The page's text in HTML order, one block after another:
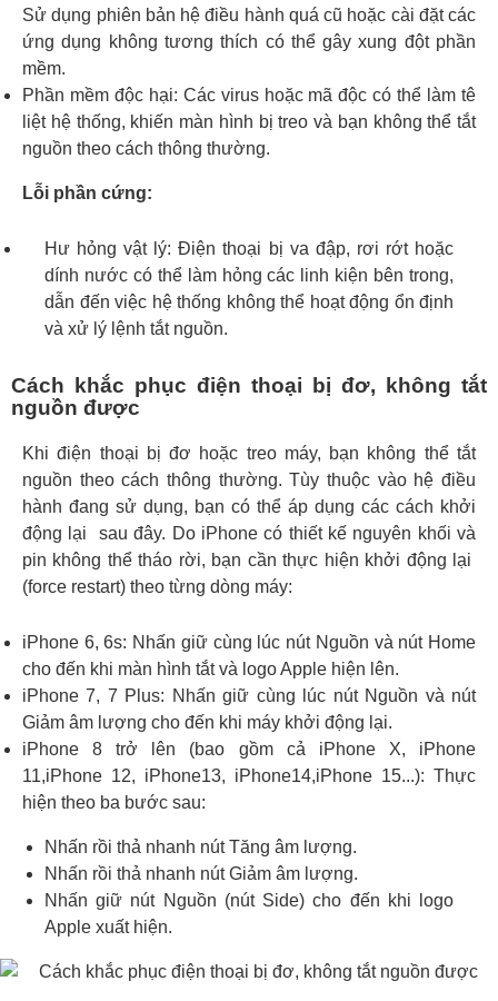
Sử dụng phiên bản hệ điều hành quá cũ hoặc cài đặt các
ứng dụng không tương thích có thể gây xung đột phần
mềm.
Phần mềm độc hại: Các virus hoặc mã độc có thể làm tê
liệt hệ thống, khiến màn hình bị treo và bạn không thể tắt
nguồn theo cách thông thường.
Lỗi phần cứng:
Hư hỏng vật lý: Điện thoại bị va đập, rơi rớt hoặc
dính nước có thể làm hỏng các linh kiện bên trong,
dẫn đến việc hệ thống không thể hoạt động ổn định
và xử lý lệnh tắt nguồn.
Cách khắc phục điện thoại bị đơ, không tắt
nguồn được
Khi điện thoại bị đơ hoặc treo máy, bạn không thể tắt
nguồn theo cách thông thường. Tùy thuộc vào hệ điều
hành đang sử dụng, bạn có thể áp dụng các cách khởi
động lại sau đây. Do iPhone có thiết kế nguyên khối và
pin không thể tháo rời, bạn cần thực hiện khởi động lại
(force restart) theo từng dòng máy:
iPhone 6, 6s: Nhấn giữ cùng lúc nút Nguồn và nút Home
cho đến khi màn hình tắt và logo Apple hiện lên.
iPhone 7, 7 Plus: Nhấn giữ cùng lúc nút Nguồn và nút
Giảm âm lượng cho đến khi máy khởi động lại.
iPhone 8 trở lên (bao gồm cả iPhone X, iPhone
11,iPhone 12, iPhone13, iPhone14,iPhone 15...): Thực
hiện theo ba bước sau:
Nhấn rồi thả nhanh nút Tăng âm lượng.
Nhấn rồi thả nhanh nút Giảm âm lượng.
Nhấn giữ nút Nguồn (nút Side) cho đến khi logo
Apple xuất hiện.